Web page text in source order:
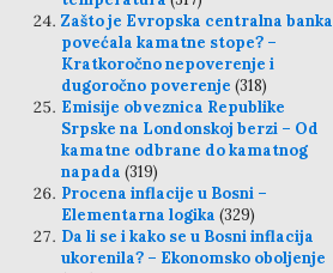
Zašto je Evropska centralna banka
povećala kamatne stope? –
Kratkoročno nepoverenje i
dugoročno poverenje (318)
Emisije obveznica Republike
Srpske na Londonskoj berzi – Od
kamatne odbrane do kamatnog
napada (319)
Procena inflacije u Bosni –
Elementarna logika (329)
Da li se i kako se u Bosni inflacija
ukorenila? – Ekonomsko oboljenje